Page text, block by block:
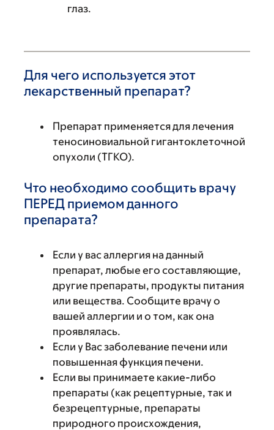
глаз.
Для чего используется этот
лекарственный препарат?
Препарат применяется для лечения
теносиновиальной гигантоклеточной
опухоли (ТГКО).
Что необходимо сообщить врачу
ПЕРЕД приемом данного
препарата?
Если у вас аллергия на данный
препарат, любые его составляющие,
другие препараты, продукты питания
или вещества. Сообщите врачу о
вашей аллергии и о том, как она
проявлялась.
Если у Вас заболевание печени или
повышенная функция печени.
Если вы принимаете какие-либо
препараты (как рецептурные, так и
безрецептурные, препараты
природного происхождения,